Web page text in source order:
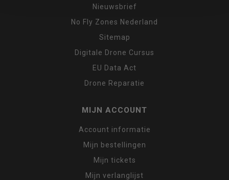
Nieuwsbrief
No Fly Zones Nederland
Sitemap
Digitale Drone Cursus
EU Data Act
Drone Reparatie
MIJN ACCOUNT
Account informatie
Mijn bestellingen
Mijn tickets
Mijn verlanglijst